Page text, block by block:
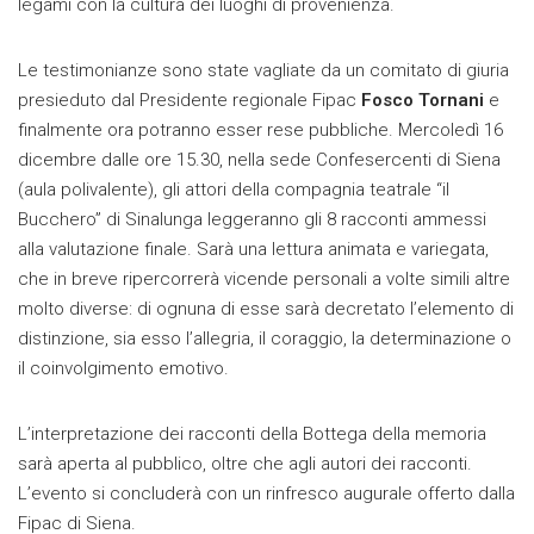
legami con la cultura dei luoghi di provenienza.
Le testimonianze sono state vagliate da un comitato di giuria
presieduto dal Presidente regionale Fipac Fosco Tornani e
finalmente ora potranno esser rese pubbliche. Mercoledì 16
dicembre dalle ore 15.30, nella sede Confesercenti di Siena
(aula polivalente), gli attori della compagnia teatrale “il
Bucchero” di Sinalunga leggeranno gli 8 racconti ammessi
alla valutazione finale. Sarà una lettura animata e variegata,
che in breve ripercorrerà vicende personali a volte simili altre
molto diverse: di ognuna di esse sarà decretato l’elemento di
distinzione, sia esso l’allegria, il coraggio, la determinazione o
il coinvolgimento emotivo.
L’interpretazione dei racconti della Bottega della memoria
sarà aperta al pubblico, oltre che agli autori dei racconti.
L’evento si concluderà con un rinfresco augurale offerto dalla
Fipac di Siena.